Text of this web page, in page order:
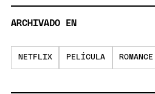
ARCHIVADO EN
NETFLIX PELÍCULA ROMANCE